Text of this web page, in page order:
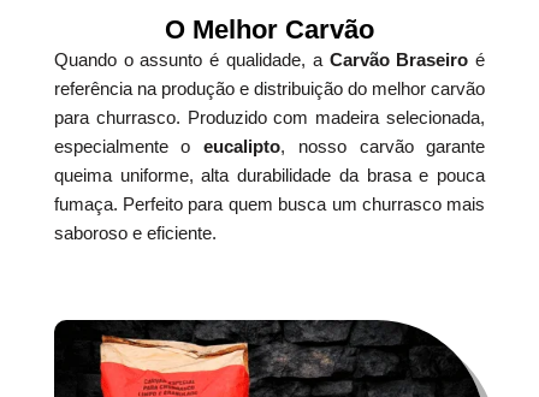
O Melhor Carvão
Quando o assunto é qualidade, a Carvão Braseiro é
referência na produção e distribuição do melhor carvão
para churrasco. Produzido com madeira selecionada,
especialmente oeucalipto, nosso carvão garante
queima uniforme, alta durabilidade da brasa e pouca
fumaça. Perfeito para quem busca um churrasco mais
saboroso e eficiente.